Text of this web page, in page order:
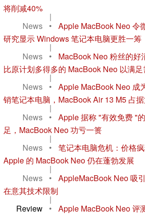
将削减40%
|
News
•
Apple MacBook Neo 令
研究显示 Windows 笔记本电脑更胜一筹
|
News
•
MacBook Neo 粉丝的好
比原计划多得多的 MacBook Neo 以满
|
News
•
Apple MacBook Neo 成
销笔记本电脑，MacBook Air 13 M5 占
|
News
•
Apple 据称 "有效免费 "
足，MacBook Neo 功亏一篑
|
News
•
笔记本电脑危机：价格
Apple 的 MacBook Neo 仍在蓬勃发展
|
News
•
AppleMacBook Neo 吸
在意其技术限制
|
Review
•
Apple MacBook Neo 评